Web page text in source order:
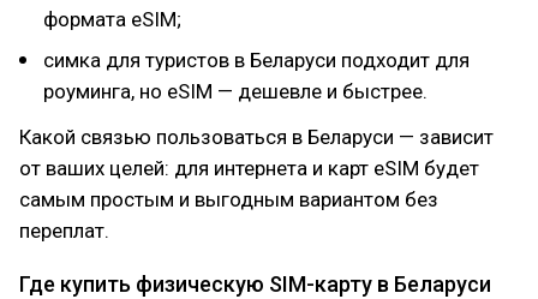
формата eSIM;
симка для туристов в Беларуси подходит для
роуминга, но eSIM — дешевле и быстрее.
Какой связью пользоваться в Беларуси — зависит
от ваших целей: для интернета и карт eSIM будет
самым простым и выгодным вариантом без
переплат.
Где купить физическую SIM-карту в Беларуси